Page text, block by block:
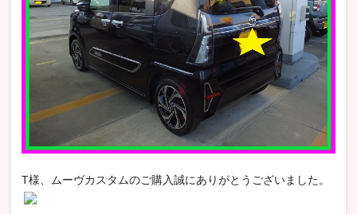
T様、ムーヴカスタムのご購入誠にありがとうございました。